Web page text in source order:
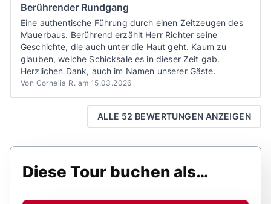
Berührender Rundgang
Eine authentische Führung durch einen Zeitzeugen des
Mauerbaus. Berührend erzählt Herr Richter seine
Geschichte, die auch unter die Haut geht. Kaum zu
glauben, welche Schicksale es in dieser Zeit gab.
Herzlichen Dank, auch im Namen unserer Gäste.
Von Cornelia R. am 15.03.2026
ALLE 52 BEWERTUNGEN ANZEIGEN
Diese Tour buchen als…